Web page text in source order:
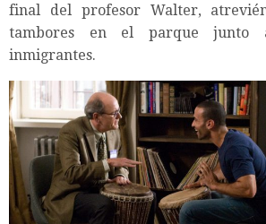
final del profesor Walter,
tambores en el parque
inmigrantes.